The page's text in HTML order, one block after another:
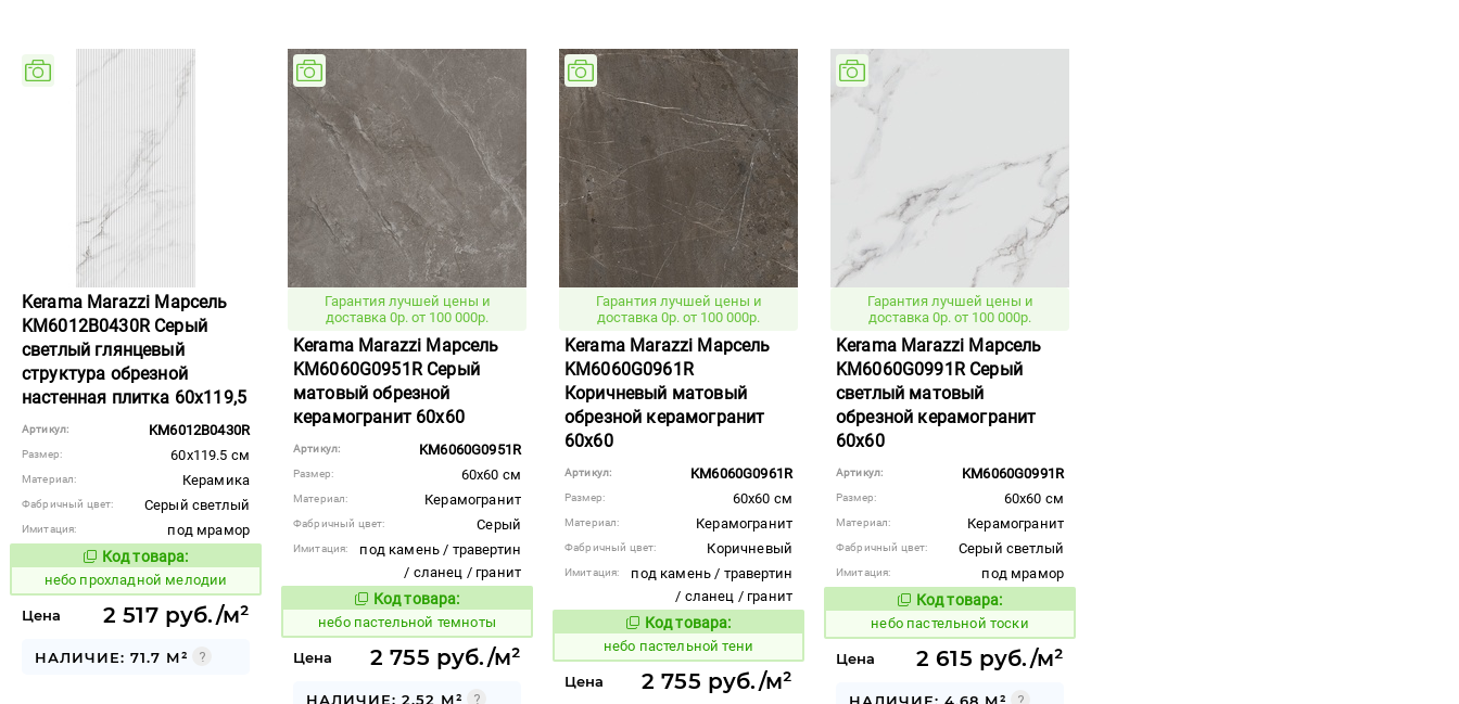
Kerama Marazzi Марсель
KM6012B0430R Серый
светлый глянцевый
структура обрезной
настенная плитка 60x119,5
Артикул: KM6012B0430R
Размер: 60x119.5 см
Материал: Керамика
Фабричный цвет: Серый светлый
Имитация:
под мрамор
Код товара:
1118548 Код товара:
небо прохладной мелодии
Цена 2 517 руб./м²
НАЛИЧИЕ: 71.7 М²
Гарантия лучшей цены и
доставка 0р. от 100 000р.
Kerama Marazzi Марсель
KM6060G0951R Серый
матовый обрезной
керамогранит 60x60
Артикул: KM6060G0951R
Размер: 60x60 см
Материал: Керамогранит
Фабричный цвет: Серый
Имитация:
под камень / травертин
/ сланец / гранит
Код товара:
1118102 Код товара:
небо пастельной темноты
Цена 2 755 руб./м²
НАЛИЧИЕ: 2.52 М²
Гарантия лучшей цены и
доставка 0р. от 100 000р.
Kerama Marazzi Марсель
KM6060G0961R
Коричневый матовый
обрезной керамогранит
60x60
Артикул: KM6060G0961R
Размер: 60x60 см
Материал: Керамогранит
Фабричный цвет: Коричневый
Имитация:
под камень / травертин
/ сланец / гранит
Код товара:
1118103 Код товара:
небо пастельной тени
Цена 2 755 руб./м²
Гарантия лучшей цены и
доставка 0р. от 100 000р.
Kerama Marazzi Марсель
KM6060G0991R Серый
светлый матовый
обрезной керамогранит
60x60
Артикул: KM6060G0991R
Размер: 60x60 см
Материал: Керамогранит
Фабричный цвет: Серый светлый
Имитация:
под мрамор
Код товара:
1118106 Код товара:
небо пастельной тоски
Цена 2 615 руб./м²